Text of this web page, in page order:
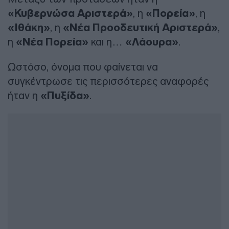
«Κυβερνώσα Αριστερά», η «Πορεία», η
«Ιθάκη», η «Νέα Προοδευτική Αριστερά»,
η «Νέα Πορεία» και η… «Λάουρα».
Ωστόσο, όνομα που φαίνεται να
συγκέντρωσε τις περισσότερες αναφορές
ήταν η «Πυξίδα».